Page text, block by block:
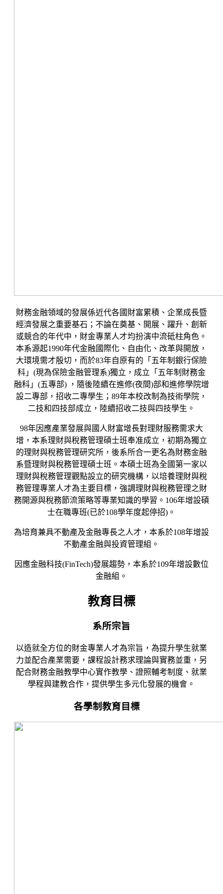
財務金融領域的發展係近代各國財富累積、企業成長暨
經濟發展之重要基石；不論在奠基、開展、躍升、創新
或競合的年代中，財金專業人才均扮演中流砥柱角色。
本系源起1990年代金融國際化、自由化、改革與開放，
大環境需才殷切，而於83年自原有的「五年制銀行保險
科」(現為保險金融管理系)獨立，成立「五年制財務金
融科」(五專部) ，隨後陸續在進修(夜間)部和進修學院增
設二專部，招收二專學生；89年本校改制為技術學院，
二技和四技部成立，陸續招收二技與四技學生。
98年因應產業發展與國人財富增長對理財服務需求大
增，本系理財與稅務管理碩士班奉准成立，初期為獨立
的理財與稅務管理研究所，後系所合一更名為財務金融
系暨理財與稅務管理碩士班。本碩士班為全國第一家以
理財與稅務管理觀點設立的研究機構，以培養理財與稅
務管理專業人才為主要目標，強調理財與稅務管理之財
務開源與稅務節流策略等專業知識的學習。106年增設碩
士在職專班(已於108學年度起停招)。
為培育兼具不動產及金融專長之人才，本系於108年增設
不動產金融與投資管理組。
因應金融科技(FinTech)發展趨勢，本系於109年增設數位
金融組。
教育目標
系所宗旨
以造就全方位的財金專業人才為宗旨，為提升學生就業
力並配合產業需要，課程設計務求理論與實務並重，另
配合財務金融教學中心實作教學、證照輔考制度、就業
學程與建教合作，提供學生多元化發展的機會。
各學制教育目標